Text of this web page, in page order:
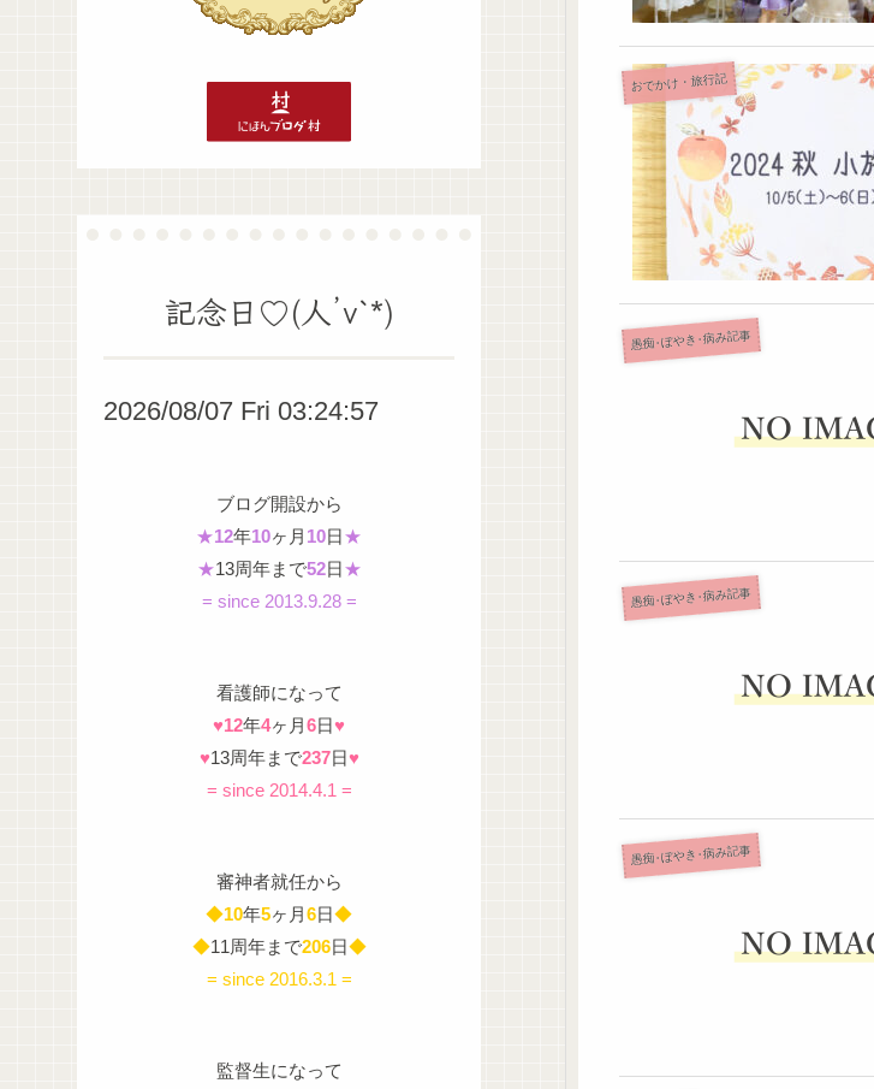
おでかけ・旅行記
愚痴･ぼやき･病み記事
愚痴･ぼやき･病み記事
愚痴･ぼやき･病み記事
記念日♡(人’v`*)
2026/08/07 Fri 03:24:59
ブログ開設から
★12年10ヶ月 10日★
★13周年まで52日★
= since 2013.9.28 =
看護師になって
♥12年4ヶ月6日♥
♥13周年まで237日♥
= since 2014.4.1 =
審神者就任から
◆10年5ヶ月6日◆
◆11周年まで206日◆
= since 2016.3.1 =
監督生になって